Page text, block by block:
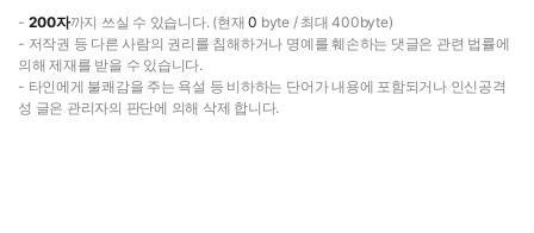
- 200자까지 쓰실 수 있습니다. (현재0 byte / 최대 400byte)
- 저작권 등 다른 사람의 권리를 침해하거나 명예를 훼손하는 댓글은 관련 법률에
의해 제재를 받을 수 있습니다.
- 타인에게 불쾌감을 주는 욕설 등 비하하는 단어가 내용에 포함되거나 인신공격
성 글은 관리자의 판단에 의해 삭제 합니다.